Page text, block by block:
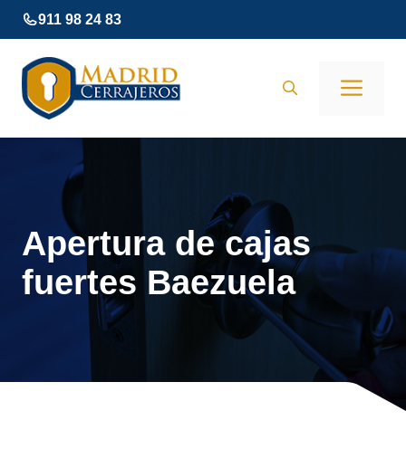
Saltar
al
contenido
911 98 24 83
Apertura de cajas
fuertes Baezuela